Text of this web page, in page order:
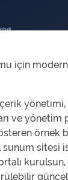
için
ve yönetim
örnek
sitesi
kurulsun,